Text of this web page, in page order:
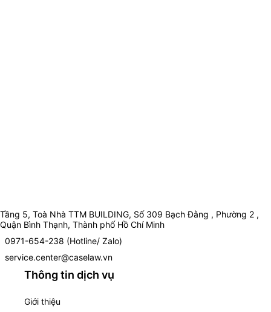
Tầng 5, Toà Nhà TTM BUILDING, Số 309 Bạch Đằng , Phường 2 ,
Quận Bình Thạnh, Thành phố Hồ Chí Minh
0971-654-238 (Hotline/ Zalo)
service.center@caselaw.vn
Thông tin dịch vụ
Giới thiệu